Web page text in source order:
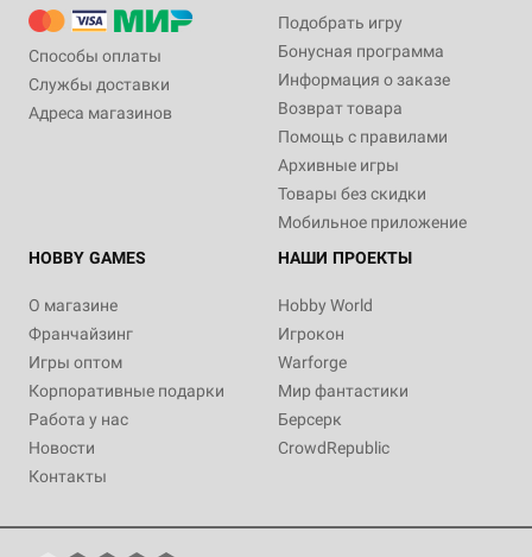
Способы оплаты
Службы доставки
Адреса магазинов
Подобрать игру
Бонусная программа
Информация о заказе
Возврат товара
Помощь с правилами
Архивные игры
Товары без скидки
Мобильное приложение
HOBBY GAMES
О магазине
Франчайзинг
Игры оптом
Корпоративные подарки
Работа у нас
Новости
Контакты
НАШИ ПРОЕКТЫ
Hobby World
Игрокон
Warforge
Мир фантастики
Берсерк
CrowdRepublic